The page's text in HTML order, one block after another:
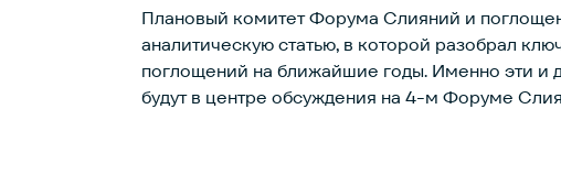
Плановый комитет Форума Слияний и
аналитическую статью, в которой разобрал
поглощений на ближайшие годы. Именно эти и другие вопросы M&A снова
будут в центре обсуждения на 4-м Форуме